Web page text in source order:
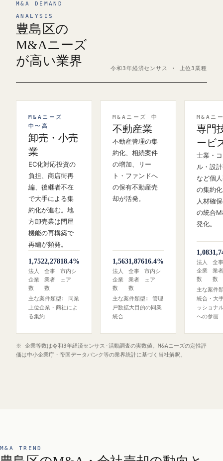
M&A DEMAND
ANALYSIS
豊島区の
M&Aニーズ
が高い業界
令和3年経済センサス · 上位3業種
M&Aニーズ
中〜高
卸売・小売
業
EC化対応投資の
負担、商店街再
編、後継者不在
で大手による集
約化が進む。地
方卸売業は問屋
機能の再構築で
再編が頻発。
1,752
法人
企業
数
2,278
全事
業者
数
18.4%
市内シ
ェア
主な案件類型: 同業
上位企業・商社によ
る集約
M&Aニーズ 中
不動産業
不動産管理の集
約化、相続案件
の増加、リー
ト・ファンドへ
の保有不動産売
却が活発。
1,563
法人
企業
数
1,876
全事
業者
数
16.4%
市内シ
ェア
主な案件類型: 管理
戸数拡大目的の同業
統合
M&Aニ
専門
ービ
士業・
ル・設
など個
の集約
人材確
の統合
発化。
1,083
法人
企業
数
全事
業者
数
主な案件
統合・大
ッショナ
への参画
※ 企業等数は令和3年経済センサス‐活動調査の実数値。M&Aニーズの定性評
価は中小企業庁・帝国データバンク等の業界統計に基づく当社解釈。
M&A TREND